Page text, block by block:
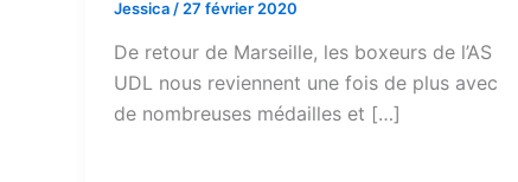
Jessica / 27 février 2020
De retour de Marseille, les boxeurs de l’AS
UDL nous reviennent une fois de plus avec
de nombreuses médailles et […]